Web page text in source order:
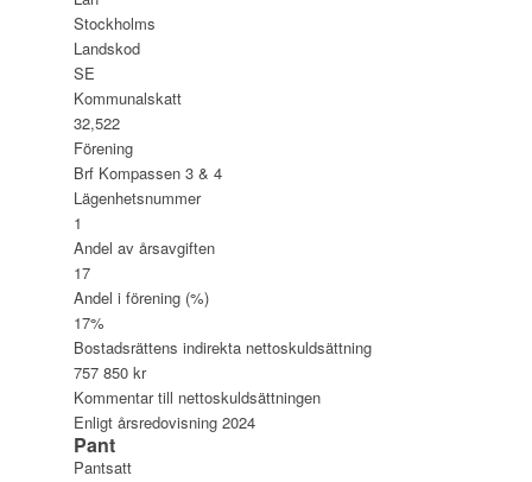
Stockholms
Landskod
SE
Kommunalskatt
32,522
Förening
Brf Kompassen 3 & 4
Lägenhetsnummer
1
Andel av årsavgiften
17
Andel i förening (%)
17%
Bostadsrättens indirekta nettoskuldsättning
757 850 kr
Kommentar till nettoskuldsättningen
Enligt årsredovisning 2024
Pant
Pantsatt